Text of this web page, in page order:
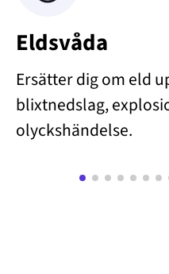
Eldsvåda
Ersätter dig om eld
blixtnedslag,
olyckshändelse.